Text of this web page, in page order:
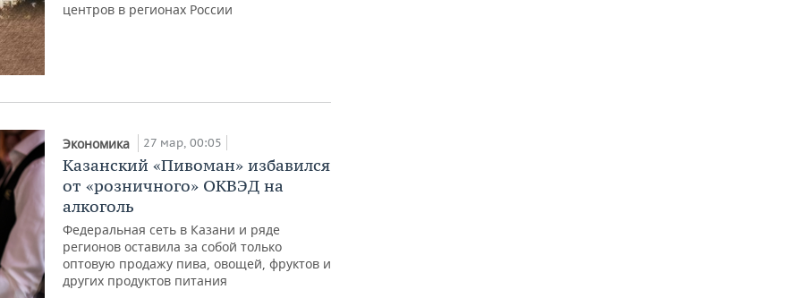
центров в регионах России
Экономика 27 мар, 00:05
Казанский «Пивоман» избавился
от «розничного» ОКВЭД на
алкоголь
Федеральная сеть в Казани и ряде
регионов оставила за собой только
оптовую продажу пива, овощей, фруктов и
других продуктов питания